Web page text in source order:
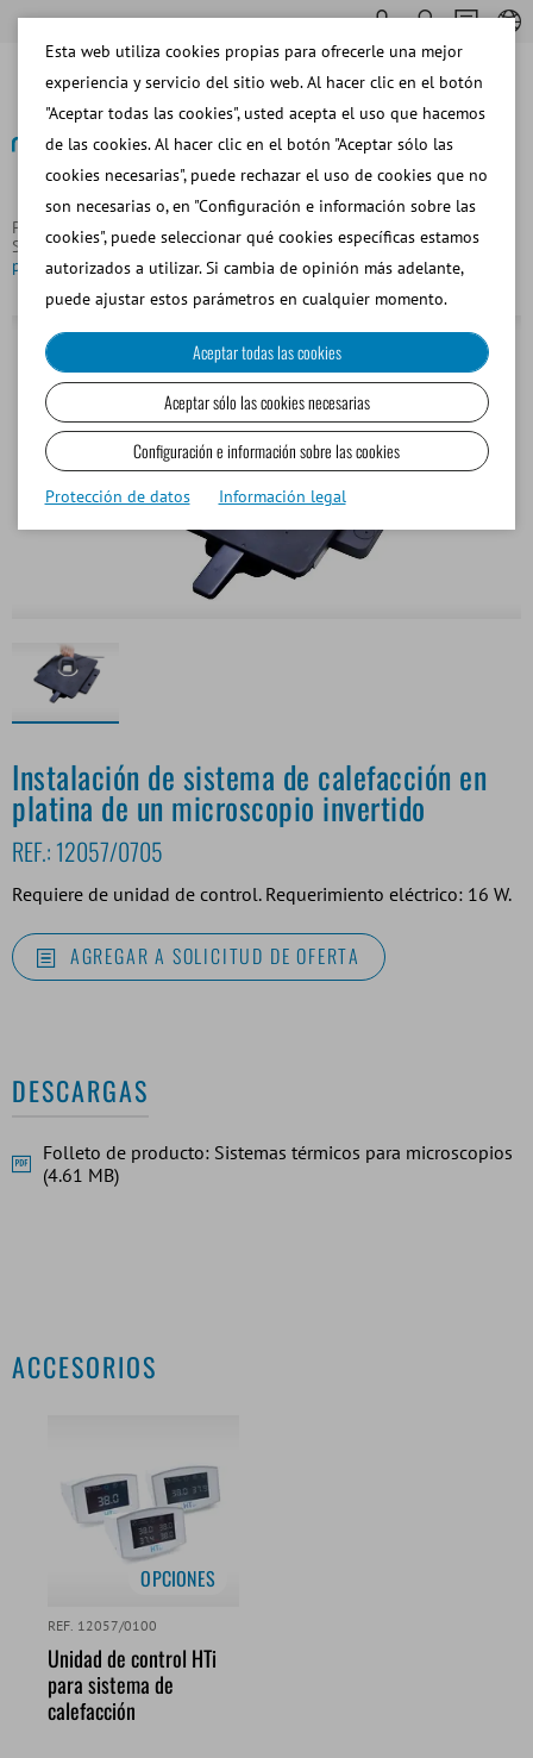
Página principal
Equipos y Materiales de Laboratorio
Sistemas de Calefacción
Instalación de sistema de calefacción en
platina de un microscopio invertido
Instalación de sistema de calefacción en
platina de un microscopio invertido
REF.: 12057/0705
Requiere de unidad de control. Requerimiento eléctrico: 16 W.
AGREGAR A SOLICITUD DE OFERTA
DESCARGAS
Folleto de producto: Sistemas térmicos para microscopios
(4.61 MB)
ACCESORIOS
OPCIONES
REF. 12057/0100
Unidad de control HTi
para sistema de
calefacción
Esta web utiliza cookies propias para ofrecerle una mejor
experiencia y servicio del sitio web. Al hacer clic en el botón
"Aceptar todas las cookies", usted acepta el uso que hacemos
de las cookies. Al hacer clic en el botón "Aceptar sólo las
cookies necesarias", puede rechazar el uso de cookies que no
son necesarias o, en "Configuración e información sobre las
cookies", puede seleccionar qué cookies específicas estamos
autorizados a utilizar. Si cambia de opinión más adelante,
puede ajustar estos parámetros en cualquier momento.
Aceptar todas las cookies
Aceptar sólo las cookies necesarias
Configuración e información sobre las cookies
Protección de datos Información legal